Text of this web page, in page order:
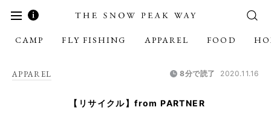
CAMP FLY FISHING APPAREL FOOD
APPAREL 8分で読了 2020.11.16
【リサイクル】from PARTNER